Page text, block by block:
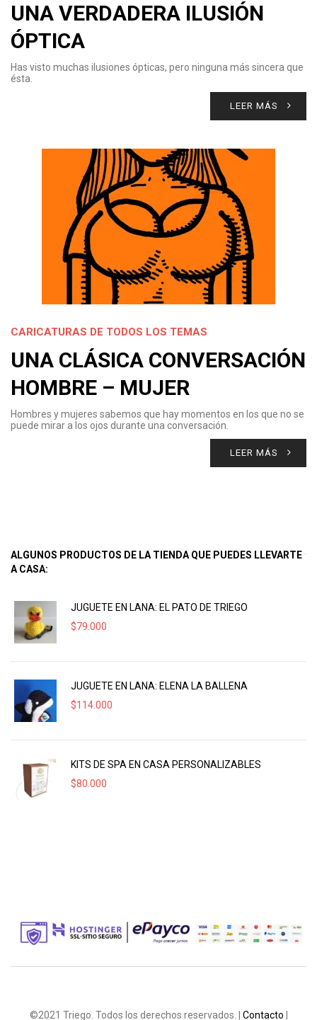
UNA VERDADERA ILUSIÓN
ÓPTICA
Has visto muchas ilusiones ópticas, pero ninguna más sincera que
ésta.
LEER MÁS
CARICATURAS DE TODOS LOS TEMAS
UNA CLÁSICA CONVERSACIÓN
HOMBRE – MUJER
Hombres y mujeres sabemos que hay momentos en los que no se
puede mirar a los ojos durante una conversación.
LEER MÁS
ALGUNOS PRODUCTOS DE LA TIENDA QUE PUEDES LLEVARTE
A CASA:
JUGUETE EN LANA: EL PATO DE TRIEGO
$79.000
JUGUETE EN LANA: ELENA LA BALLENA
$114.000
KITS DE SPA EN CASA PERSONALIZABLES
$80.000
©2021 Triego. Todos los derechos reservados. | Contacto